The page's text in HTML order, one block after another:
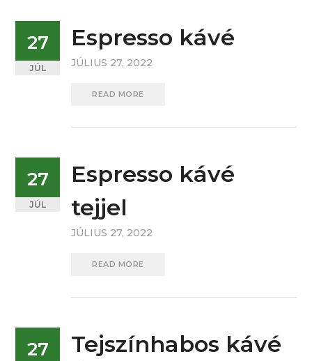
27
JÚL
Espresso kávé
JÚLIUS 27, 2022
READ MORE
27
JÚL
Espresso kávé
tejjel
JÚLIUS 27, 2022
READ MORE
27 Tejszínhabos kávé